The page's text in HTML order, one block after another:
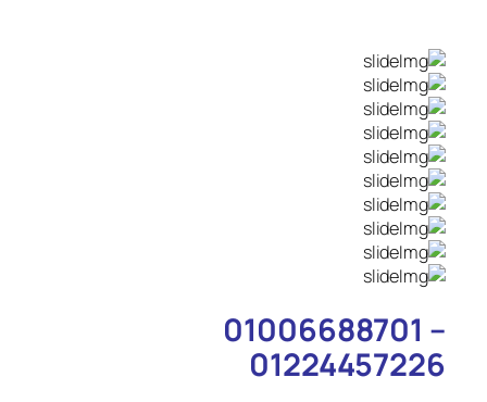
01006688701 –
01224457226